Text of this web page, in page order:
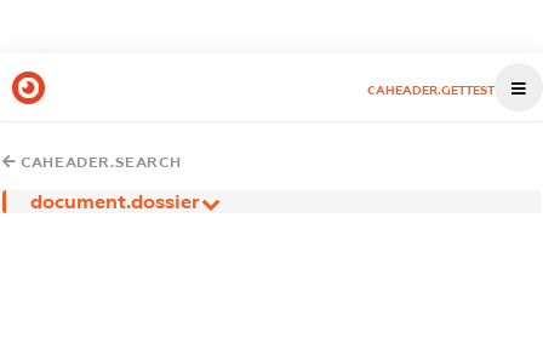
CAHEADER.GETTEST
CAHEADER.SEARCH
document.dossier